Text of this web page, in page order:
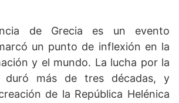
de Grecia es un evento
un punto de inflexión en la
y el mundo. La lucha por la
duró más de tres décadas, y
de la República Helénica